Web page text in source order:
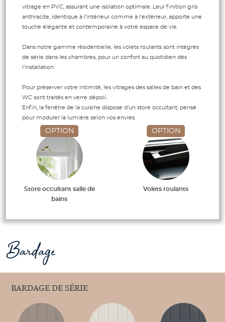
vitrage en PVC, assurant une isolation optimale. Leur finition gris
anthracite, identique à l'intérieur comme à l'extérieur, apporte une
touche élégante et contemporaine à votre espace de vie.
Dans notre gamme résidentielle, les volets roulants sont intégrés
de série dans les chambres, pour un confort au quotidien dès
l'installation.
Pour préserver votre intimité, les vitrages des salles de bain et des
WC sont traités en verre dépoli.
Enfin, la fenêtre de la cuisine dispose d'un store occultant, pensé
pour moduler la lumière selon vos envies.
OPTION
Store occultant salle de
bains
OPTION
Volets roulants
Bardage
BARDAGE DE SÉRIE